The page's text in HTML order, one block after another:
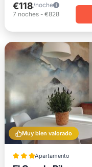
€118/noche
7 noches- €828
Muy bien valorado
Apartamento